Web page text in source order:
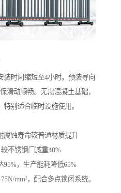
装时间缩短至4小时。预装导向
滑动顺畅。无需混凝土基础，
别适合临时设施使用。
腐蚀寿命较普通材质提升
不锈钢门减重40%
，生产能耗降低65%
mm²，配合多点锁闭系统。